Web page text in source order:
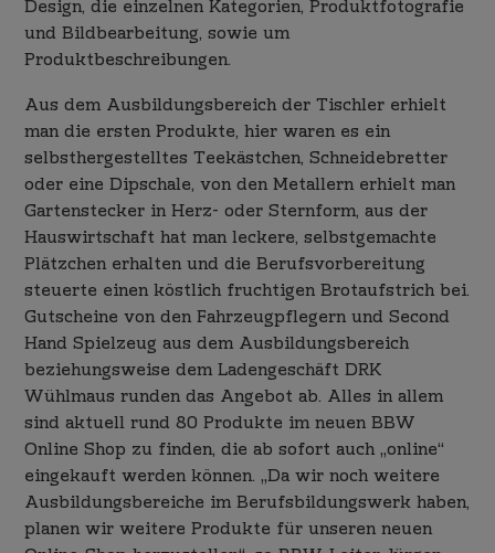
Design, die einzelnen Kategorien, Produktfotografie
und Bildbearbeitung, sowie um
Produktbeschreibungen.
Aus dem Ausbildungsbereich der Tischler erhielt
man die ersten Produkte, hier waren es ein
selbsthergestelltes Teekästchen, Schneidebretter
oder eine Dipschale, von den Metallern erhielt man
Gartenstecker in Herz- oder Sternform, aus der
Hauswirtschaft hat man leckere, selbstgemachte
Plätzchen erhalten und die Berufsvorbereitung
steuerte einen köstlich fruchtigen Brotaufstrich bei.
Gutscheine von den Fahrzeugpflegern und Second
Hand Spielzeug aus dem Ausbildungsbereich
beziehungsweise dem Ladengeschäft DRK
Wühlmaus runden das Angebot ab. Alles in allem
sind aktuell rund 80 Produkte im neuen BBW
Online Shop zu finden, die ab sofort auch „online“
eingekauft werden können. „Da wir noch weitere
Ausbildungsbereiche im Berufsbildungswerk haben,
planen wir weitere Produkte für unseren neuen